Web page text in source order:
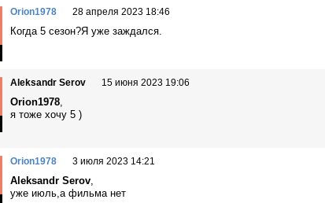
Orion1978 28 апреля 2023 18:46
Когда 5 сезон?Я уже заждался.
Aleksandr Serov 15 июня 2023 19:06
Orion1978,
я тоже хочу 5 )
Orion1978 3 июля 2023 14:21
Aleksandr Serov,
уже июль,а фильма нет